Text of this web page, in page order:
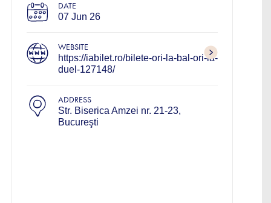
DATE
07 Jun 26
WEBSITE
https://iabilet.ro/bilete-ori-la-bal-ori-la-
duel-127148/
ADDRESS
Str. Biserica Amzei nr. 21-23,
Bucureşti